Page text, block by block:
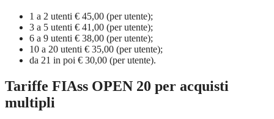
1 a 2 utenti € 45,00 (per utente);
3 a 5 utenti € 41,00 (per utente);
6 a 9 utenti € 38,00 (per utente);
10 a 20 utenti € 35,00 (per utente);
da 21 in poi € 30,00 (per utente).
Tariffe FIAss OPEN 20 per acquisti
multipli